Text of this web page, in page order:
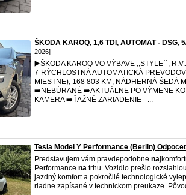
ŠKODA KAROQ, 1,6 TDI, AUTOMAT - DSG,
2026]
▶️ŠKODA KAROQ VO VÝBAVE ,,STYLE´´,
7-RÝCHLOSTNÁ AUTOMATICKÁ
MIESTNE), 168 803 KM, NÁDHERNÁ ŠEDÁ
➡️NEBÚRANÉ ➡️AKTUÁLNE PO VÝMENE
KAMERA ➡️ŤAŽNÉ ZARIADENIE - ...
Tesla Model Y Performance (Berlin) Odpocet
Predstavujem vám pravdepodobne na
Performance na trhu. Vozidlo prešlo
jazdný komfort a pokročilé technologické
riadne zapísané v technickom preukaze.